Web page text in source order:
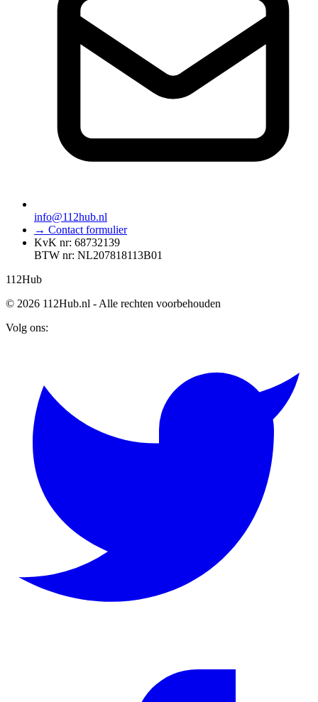
info@112hub.nl
→ Contact formulier
KvK nr: 68732139
BTW nr: NL207818113B01
112Hub
© 2026 112Hub.nl - Alle rechten voorbehouden
Volg ons: